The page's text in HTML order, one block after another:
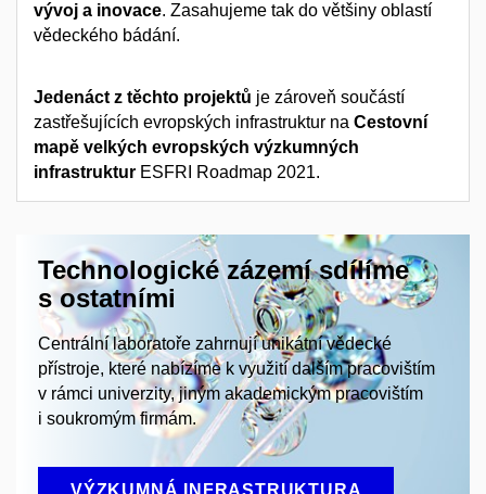
vývoj a inovace. Zasahujeme tak do většiny oblastí
vědeckého bádání.
Jedenáct z těchto projektů je zároveň součástí
zastřešujících evropských infrastruktur na Cestovní
mapě velkých evropských výzkumných
infrastruktur ESFRI Roadmap 2021.
Technologické zázemí sdílíme
s ostatními
Centrální laboratoře zahrnují unikátní vědecké
přístroje, které nabízíme k využití dalším pracovištím
v rámci univerzity, jiným akademickým pracovištím
i soukromým firmám.